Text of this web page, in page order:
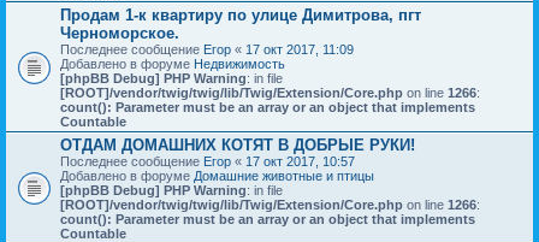
Продам 1-к квартиру по улице Димитрова, пгт
Черноморское.
Последнее сообщение Егор « 17 окт 2017, 11:09
Добавлено в форуме Недвижимость
[phpBB Debug] PHP Warning: in file
[ROOT]/vendor/twig/twig/lib/Twig/Extension/Core.php on line 1266:
count(): Parameter must be an array or an object that implements
Countable
ОТДАМ ДОМАШНИХ КОТЯТ В ДОБРЫЕ РУКИ!
Последнее сообщение Егор « 17 окт 2017, 10:57
Добавлено в форуме Домашние животные и птицы
[phpBB Debug] PHP Warning: in file
[ROOT]/vendor/twig/twig/lib/Twig/Extension/Core.php on line 1266:
count(): Parameter must be an array or an object that implements
Countable